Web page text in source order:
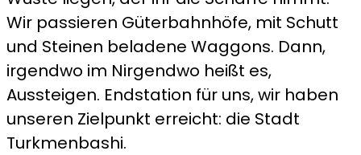
Wir passieren Güterbahnhöfe, mit Schutt
und Steinen beladene Waggons. Dann,
irgendwo im Nirgendwo heißt es,
Aussteigen. Endstation für uns, wir haben
unseren Zielpunkt erreicht: die Stadt
Turkmenbashi.